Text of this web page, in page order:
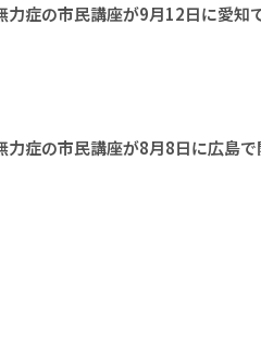
症の市民講座が9月12日に愛知
症の市民講座が8月8日に広島で